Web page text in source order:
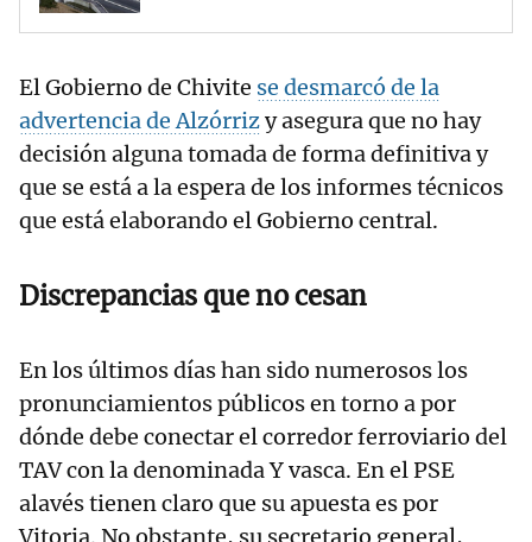
El Gobierno de Chivite se desmarcó de la
advertencia de Alzórrizy asegura que no hay
decisión alguna tomada de forma definitiva y
que se está a la espera de los informes técnicos
que está elaborando el Gobierno central.
Discrepancias que no cesan
En los últimos días han sido numerosos los
pronunciamientos públicos en torno a por
dónde debe conectar el corredor ferroviario del
TAV con la denominada Y vasca. En el PSE
alavés tienen claro que su apuesta es por